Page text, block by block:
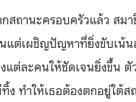
สถานะครอบครัวแล้ว สม
แต่เผชิญปัญหาที่ยิ่งขับเน้น
แต่ละคนให้ชัดเจนยิ่งขึ้น ตั
ง ทำให้เธอต้องตกอยู่ใต้ส